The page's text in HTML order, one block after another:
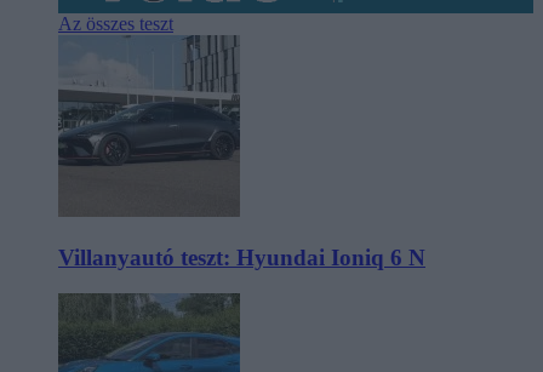
Az összes teszt
Villanyautó teszt: Hyundai Ioniq 6 N